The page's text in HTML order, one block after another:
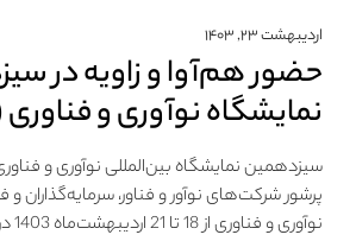
اردیبهشت ۲۳, ۱۴۰۳
حضور هم‌آوا و زاویه در
نمایشگاه نوآوری و
پرشور شرکت‌های نوآور و فناور، سرمایه‌گذاران
نوآوری و فناوری از 18 تا 21 اردیبهشت‌ماه 1403 در پارک فناوری…